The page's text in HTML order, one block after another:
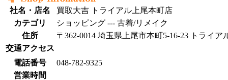
社名・店名
買取大吉 トライアル上尾本町店
カテゴリ
ショッピング --- 古着/リメイク
住所
〒362-0014 埼玉県上尾市本町5-16-23 トライア
交通アクセス
電話番号
048-782-9325
営業時間